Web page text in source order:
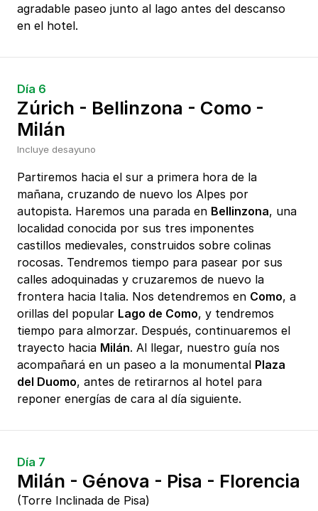
agradable paseo junto al lago antes del descanso
en el hotel.
Día 6
Zúrich - Bellinzona - Como -
Milán
Incluye desayuno
Partiremos hacia el sur a primera hora de la
mañana, cruzando de nuevo los Alpes por
autopista. Haremos una parada en Bellinzona, una
localidad conocida por sus tres imponentes
castillos medievales, construidos sobre colinas
rocosas. Tendremos tiempo para pasear por sus
calles adoquinadas y cruzaremos de nuevo la
frontera hacia Italia. Nos detendremos en Como, a
orillas del popular Lago de Como, y tendremos
tiempo para almorzar. Después, continuaremos el
trayecto hacia Milán. Al llegar, nuestro guía nos
acompañará en un paseo a la monumental Plaza
del Duomo, antes de retirarnos al hotel para
reponer energías de cara al día siguiente.
Día 7
Milán - Génova - Pisa - Florencia
(Torre Inclinada de Pisa)